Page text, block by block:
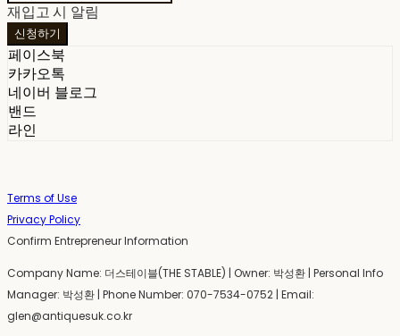
재입고 시 알림
신청하기
페이스북
카카오톡
네이버 블로그
밴드
라인
Terms of Use
Privacy Policy
Confirm Entrepreneur Information
Company Name: 더스테이블(THE STABLE) | Owner: 박성환 | Personal Info
Manager: 박성환 | Phone Number: 070-7534-0752 | Email:
glen@antiquesuk.co.kr